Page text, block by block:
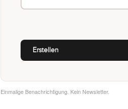
Einmalige Benachrichtigung. Kein Newsletter.